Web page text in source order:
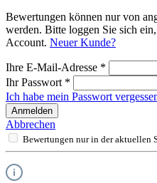
Bewertungen können nur von
werden. Bitte loggen Sie sich
Account. Neuer Kunde?
Ihre E-Mail-Adresse *
Ihr Passwort *
Ich habe mein Passwort
Anmelden
Abbrechen
Bewertungen nur in der aktuellen